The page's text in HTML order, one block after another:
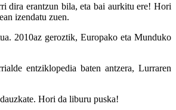
dira erantzun bila, eta bai aurkitu ere! Hori
izendatu zuen.
2010az geroztik, Europako eta Munduko
entziklopedia baten antzera, Lurraren
Hori da liburu puska!